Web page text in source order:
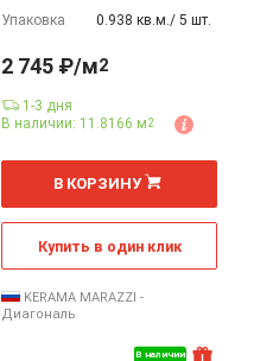
Упаковка
0.938 кв.м./ 5 шт.
В наличии
2 745 ₽/м2
1-3 дня
В наличии: 11.8166 м2
м
В КОРЗИНУ
Купить в один клик
KERAMA MARAZZI -
Диагональ